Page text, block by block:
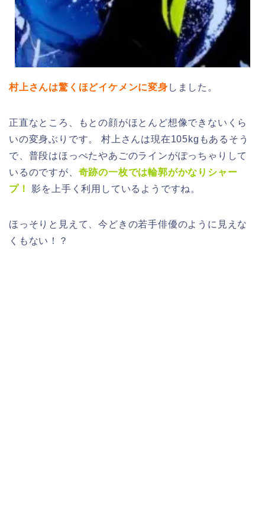
村上さんは驚くほどイケメンに変身 しました。
正直なところ、もとの顔がほとんど想像できないくら
いの変身ぶりです。 村上さんは現在105kgもあるそう
で、普段はほっぺたやあごのラインがぽっちゃりして
いるのですが、 奇跡の一枚では輪郭がかなりシャー
プ！
影を上手く利用しているようですね。
ほっそりと見えて、今どきの若手俳優のように見えな
くもない！？